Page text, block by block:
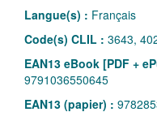
Langue(s) : Français
Code(s) CLIL : 3643,
EAN13 eBook [PDF +
9791036550645
EAN13 (papier) :